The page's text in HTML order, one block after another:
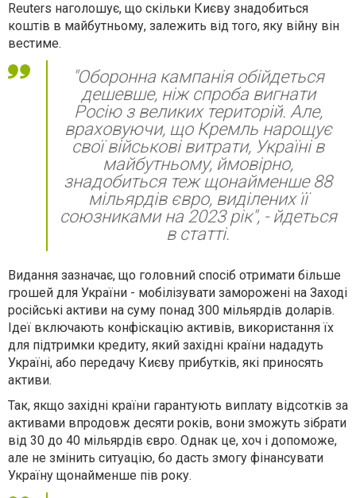
Reuters наголошує, що скільки Києву знадобиться
коштів в майбутньому, залежить від того, яку війну він
вестиме.
"Оборонна кампанія обійдеться
дешевше, ніж спроба вигнати
Росію з великих територій. Але,
враховуючи, що Кремль нарощує
свої військові витрати, Україні в
майбутньому, ймовірно,
знадобиться теж щонайменше 88
мільярдів євро, виділених її
союзниками на 2023 рік", - йдеться
в статті.
Видання зазначає, що головний спосіб отримати більше
грошей для України - мобілізувати заморожені на Заході
російські активи на суму понад 300 мільярдів доларів.
Ідеї включають конфіскацію активів, використання їх
для підтримки кредиту, який західні країни нададуть
Україні, або передачу Києву прибутків, які приносять
активи.
Так, якщо західні країни гарантують виплату відсотків за
активами впродовж десяти років, вони зможуть зібрати
від 30 до 40 мільярдів євро. Однак це, хоч і допоможе,
але не змінить ситуацію, бо дасть змогу фінансувати
Україну щонайменше пів року.